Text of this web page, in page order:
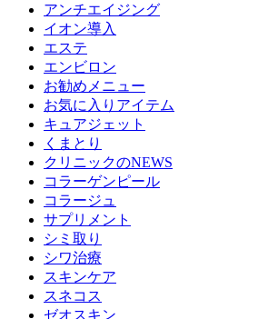
アンチエイジング
イオン導入
エステ
エンビロン
お勧めメニュー
お気に入りアイテム
キュアジェット
くまとり
クリニックのNEWS
コラーゲンピール
コラージュ
サプリメント
シミ取り
シワ治療
スキンケア
スネコス
ゼオスキン